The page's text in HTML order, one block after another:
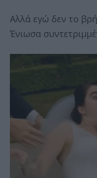
Αλλά εγώ δεν το
Ένιωσα